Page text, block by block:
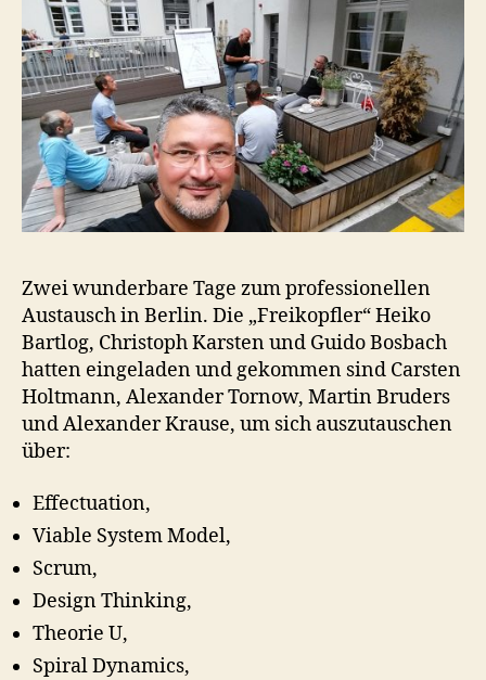
Zwei wunderbare Tage zum professionellen
Austausch in Berlin. Die „Freikopfler“ Heiko
Bartlog, Christoph Karsten und Guido Bosbach
hatten eingeladen und gekommen sind Carsten
Holtmann, Alexander Tornow, Martin Bruders
und Alexander Krause, um sich auszutauschen
über:
Effectuation,
Viable System Model,
Scrum,
Design Thinking,
Theorie U,
Spiral Dynamics,